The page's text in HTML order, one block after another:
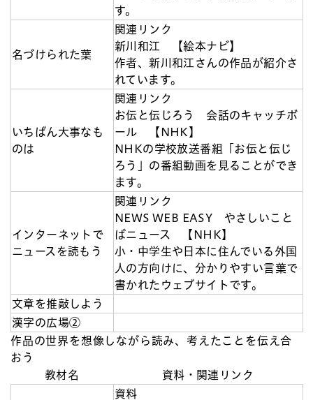
す。
名づけられた葉
関連リンク
新川和江 【絵本ナビ】
作者、新川和江さんの作品が紹介さ
れています。
いちばん大事なも
のは
関連リンク
お伝と伝じろう 会話のキャッチボ
ール 【NHK】
NHKの学校放送番組「お伝と伝じ
ろう」の番組動画を見ることができ
ます。
インターネットで
ニュースを読もう
関連リンク
NEWS WEB EASY やさしいこと
ばニュース 【NHK】
小・中学生や日本に住んでいる外国
人の方向けに、分かりやすい言葉で
書かれたウェブサイトです。
文章を推敲しよう
漢字の広場②
作品の世界を想像しながら読み、考えたことを伝え合
おう
教材名
資料・関連リンク
資料